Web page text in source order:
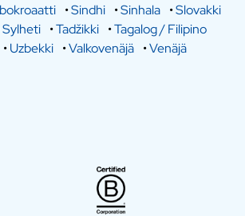
•Sindhi •Sinhala •Slovakki
Sylheti •Tadžikki •Tagalog / Filipino
•Uzbekki •Valkovenäjä •Venäjä